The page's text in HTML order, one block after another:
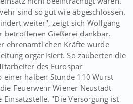
sind so gut wie abgeschlossen.
weiter", zeigt sich Wolfgang
betroffenen Gießerei dankbar.
ehrenamtlichen Kräfte wurde
organisiert. So zauberten die
des Eurospar
einer halben Stunde 110 Wurst
Feuerwehr Wiener Neustadt
Einsatzstelle. "Die Versorgung ist